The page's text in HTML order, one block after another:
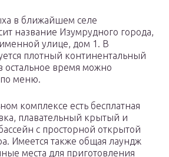
в ближайшем селе
название Изумрудного города,
улице, дом 1. В
плотный континентальный
остальное время можно
по меню.
комплексе есть бесплатная
плавательный крытый и
с просторной открытой
Имеется также общая лаундж
места для приготовления